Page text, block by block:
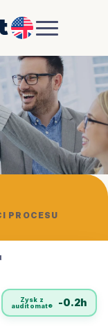
EN
PROCESU
Zysk z
auditomat®
-0.2h